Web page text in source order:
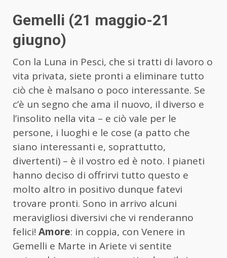
Gemelli (21 maggio-21
giugno)
Con la Luna in Pesci, che si tratti di lavoro o
vita privata, siete pronti a eliminare tutto
ciò che è malsano o poco interessante. Se
c’è un segno che ama il nuovo, il diverso e
l’insolito nella vita – e ciò vale per le
persone, i luoghi e le cose (a patto che
siano interessanti e, soprattutto,
divertenti) – è il vostro ed è noto. I pianeti
hanno deciso di offrirvi tutto questo e
molto altro in positivo dunque fatevi
trovare pronti. Sono in arrivo alcuni
meravigliosi diversivi che vi renderanno
felici! Amore: in coppia, con Venere in
Gemelli e Marte in Ariete vi sentite